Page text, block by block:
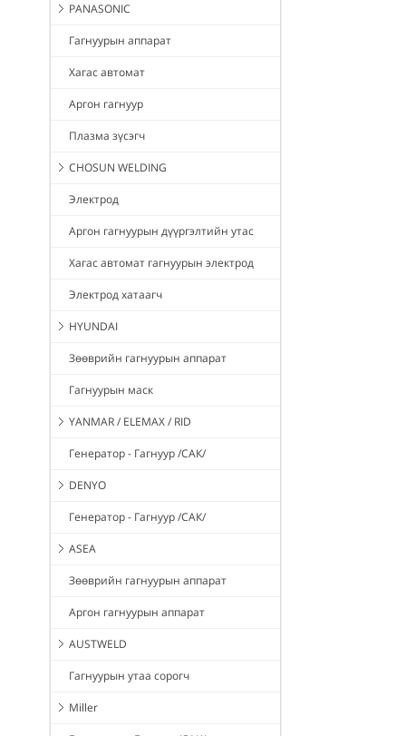
PANASONIC
Гагнуурын аппарат
Хагас автомат
Аргон гагнуур
Плазма зүсэгч
CHOSUN WELDING
Электрод
Аргон гагнуурын дүүргэлтийн утас
Хагас автомат гагнуурын электрод
Электрод хатаагч
HYUNDAI
Зөөврийн гагнуурын аппарат
Гагнуурын маск
YANMAR / ELEMAX / RID
Генератор - Гагнуур /САК/
DENYO
Генератор - Гагнуур /САК/
ASEA
Зөөврийн гагнуурын аппарат
Аргон гагнуурын аппарат
AUSTWELD
Гагнуурын утаа сорогч
Miller